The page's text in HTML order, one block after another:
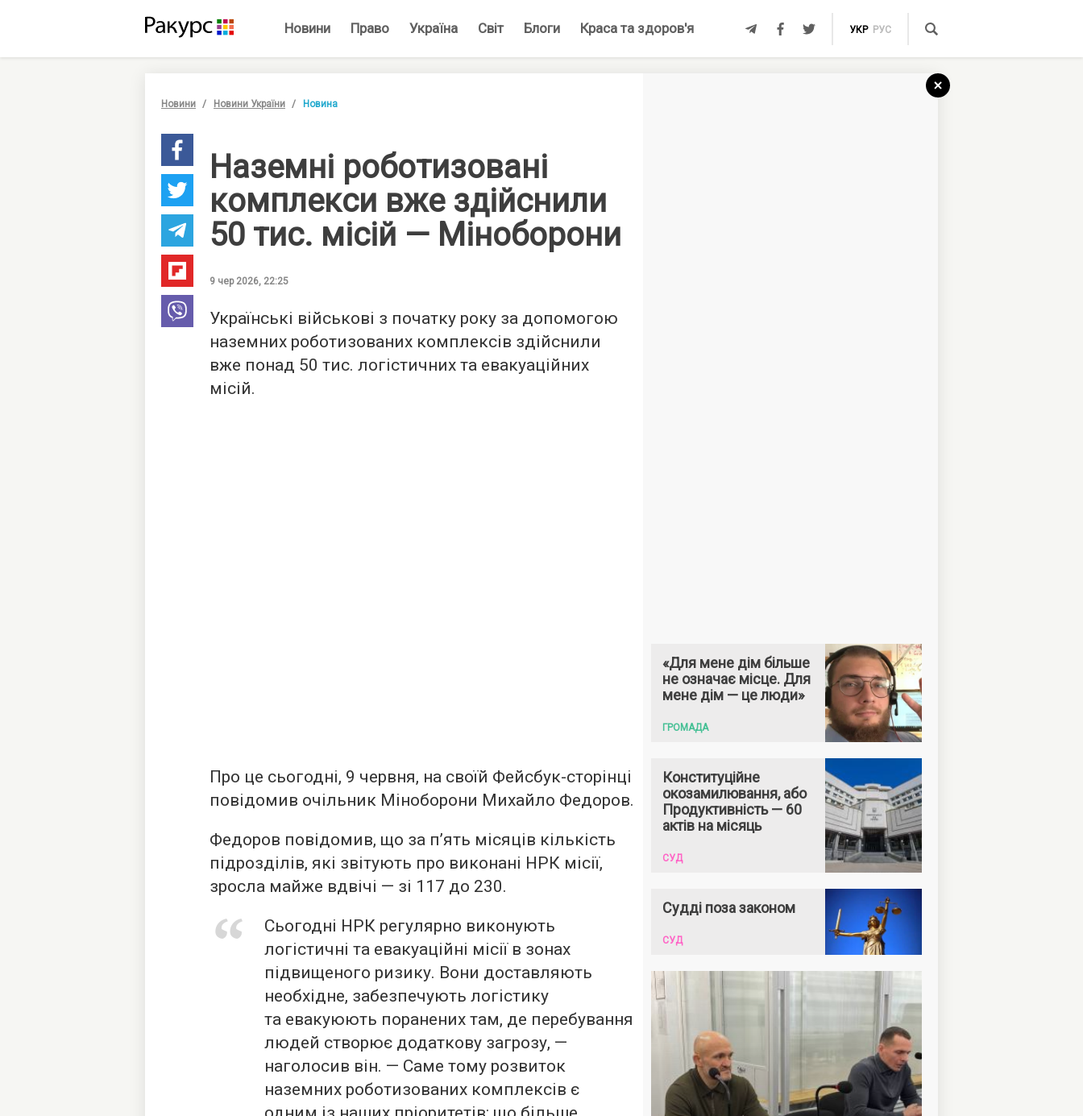
Новини Право Україна Світ Блоги Краса та здоров'я УКР РУС
Новини Новини України Новина
Наземні роботизовані
комплекси вже здійснили
50 тис. місій — Міноборони
9 чер 2026, 22:25
Українські військові з початку року за допомогою
наземних роботизованих комплексів здійснили
вже понад 50 тис. логістичних та евакуаційних
місій.
Про це сьогодні, 9 червня, на своїй Фейсбук-сторінці
повідомив очільник Міноборони Михайло Федоров.
Федоров повідомив, що за п’ять місяців кількість
підрозділів, які звітують про виконані НРК місії,
зросла майже вдвічі — зі 117 до 230.
Сьогодні НРК регулярно виконують
логістичні та евакуаційні місії в зонах
підвищеного ризику. Вони доставляють
необхідне, забезпечують логістику
та евакуюють поранених там, де перебування
людей створює додаткову загрозу, —
наголосив він. — Саме тому розвиток
наземних роботизованих комплексів є
«Для мене дім більше
не означає місце. Для
мене дім — це люди»
ГРОМАДА
Конституційне
окозамилювання, або
Продуктивність — 60
актів на місяць
СУД
Судді поза законом
СУД